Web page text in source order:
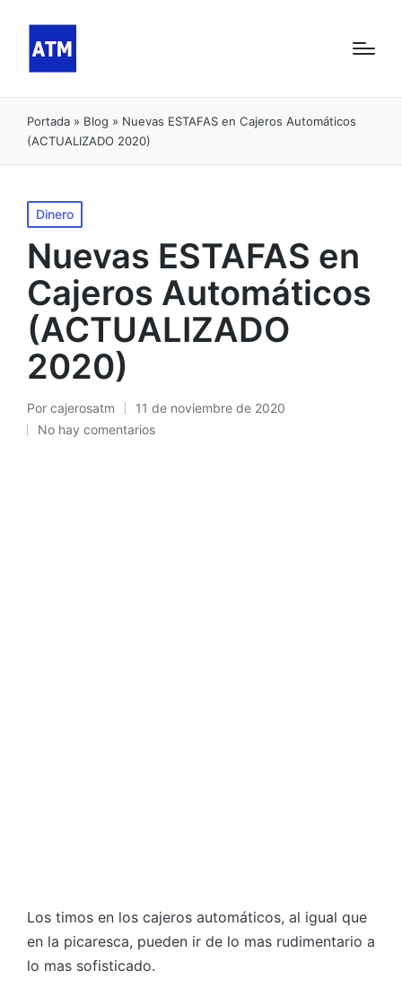
Portada » Blog » Nuevas ESTAFAS en Cajeros Automáticos
(ACTUALIZADO 2020)
Publicado
en
Dinero
Nuevas ESTAFAS en
Cajeros Automáticos
(ACTUALIZADO
2020)
Publicado
por
Por cajerosatm
11 de noviembre de 2020
No hay comentarios
Los timos en los cajeros automáticos, al igual que
en la picaresca, pueden ir de lo mas rudimentario a
lo mas sofisticado.